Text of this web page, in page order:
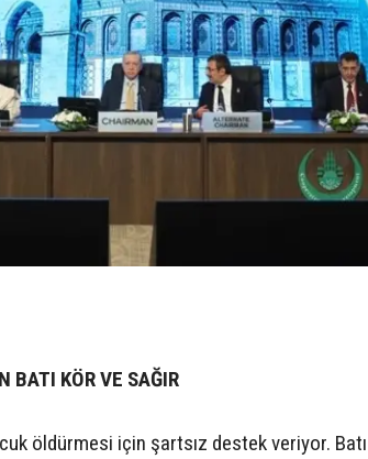
BATI KÖR VE SAĞIR
öldürmesi için şartsız destek veriyor. Batı